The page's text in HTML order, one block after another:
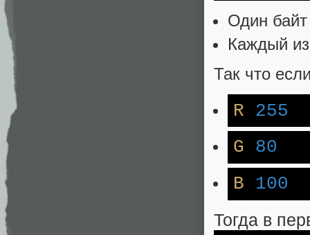
Один
Каждый
Так что
R 255
G
80
B 100
Тогда в